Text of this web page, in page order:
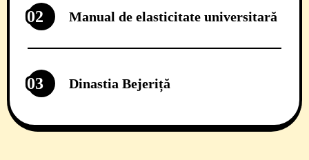
02 Manual de elasticitate universitară
03 Dinastia Bejeriță